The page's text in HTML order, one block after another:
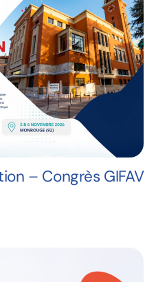
– Congrès GIFAV